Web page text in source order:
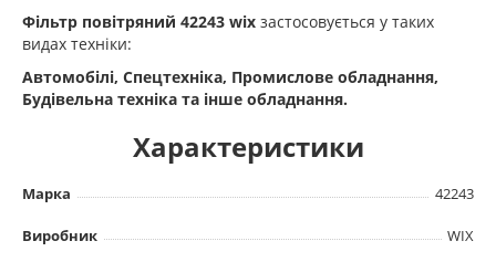
Фільтр повітряний 42243 wix застосовується у таких
видах техніки:
Автомобілі, Спецтехніка, Промислове обладнання,
Будівельна техніка та інше обладнання.
Характеристики
Марка 42243
Виробник WIX